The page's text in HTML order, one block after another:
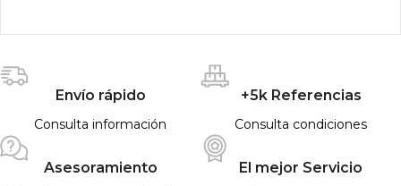
Envío rápido
Consulta información
+5k Referencias
Consulta condiciones
Asesoramiento El mejor Servicio